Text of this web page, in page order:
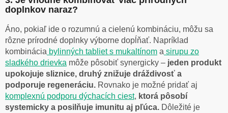
doplnkov naraz?
Áno, pokiaľ ide o rozumnú a cielenú kombináciu, môžu sa
rôzne prírodné doplnky výborne dopĺňať. Napríklad
kombinácia bylinných tabliet s mukaltínom a sirupu zo
sladkého drievka môže pôsobiť synergicky – jeden produkt
upokojuje sliznice, druhý znižuje dráždivosť a
podporuje regeneráciu. Rovnako je možné pridať aj
komplexnú podporu dýchacích ciest, ktorá pôsobí
systemicky a posilňuje imunitu aj pľúca. Dôležité je